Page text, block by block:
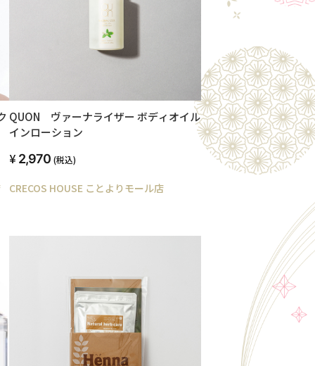
QUON ヴァーナライザー ボディオイル
インローション
2,970 (税込)
CRECOS HOUSE ことよりモール店